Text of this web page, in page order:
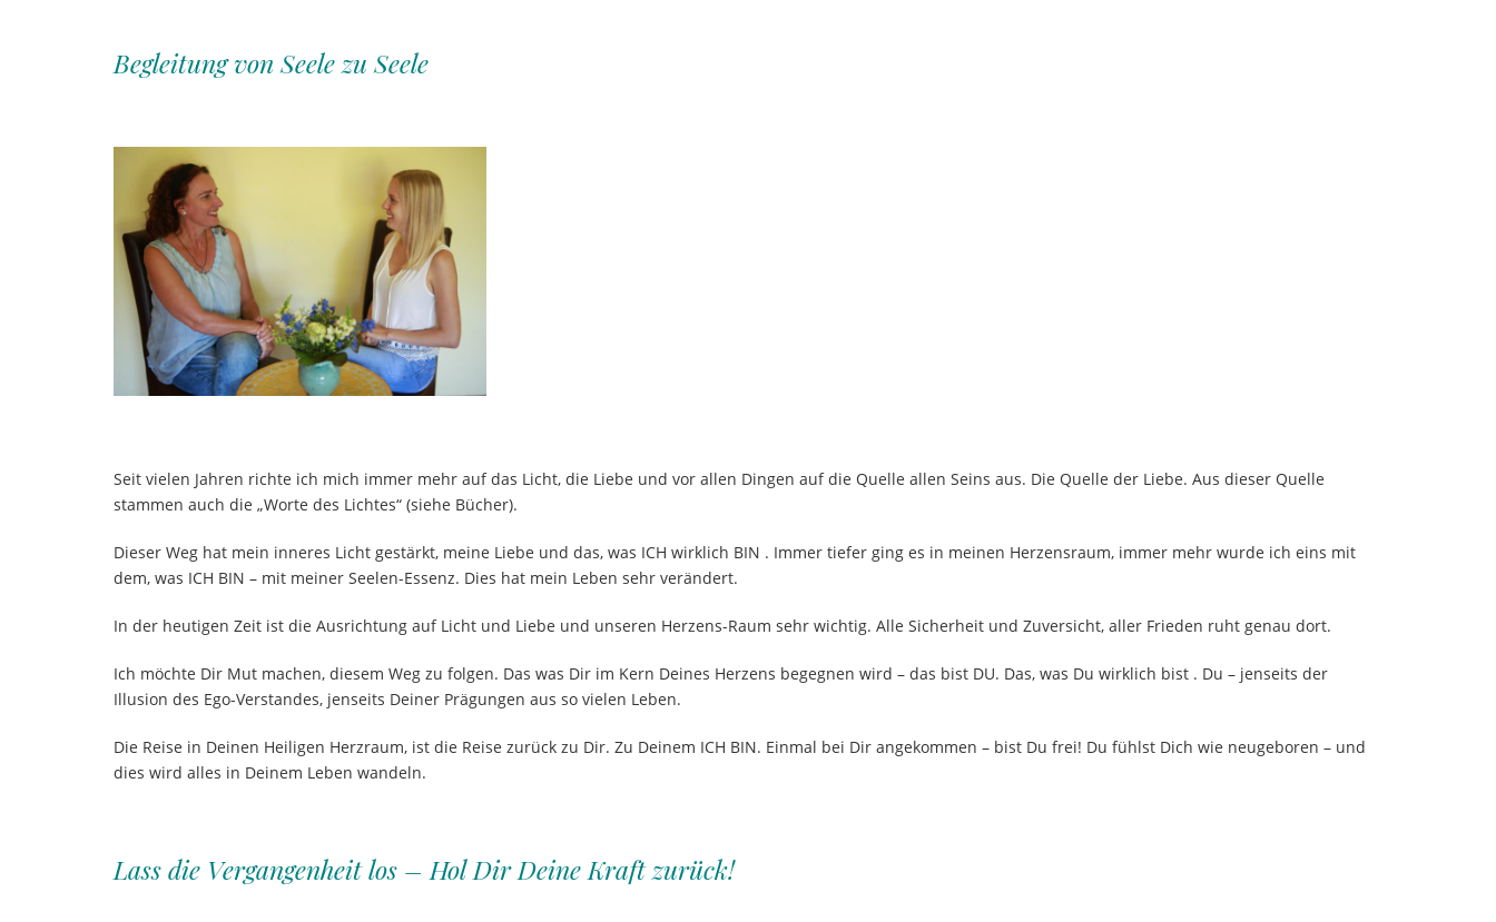
Begleitung von Seele zu Seele
Seit vielen Jahren richte ich mich immer mehr auf das Licht, die Liebe und vor allen Dingen auf die Quelle allen Seins aus. Die Quelle der Liebe. Aus dieser Quelle
stammen auch die „Worte des Lichtes“ (siehe Bücher).
Dieser Weg hat mein inneres Licht gestärkt, meine Liebe und das, was ICH wirklich BIN . Immer tiefer ging es in meinen Herzensraum, immer mehr wurde ich eins mit
dem, was ICH BIN – mit meiner Seelen-Essenz. Dies hat mein Leben sehr verändert.
In der heutigen Zeit ist die Ausrichtung auf Licht und Liebe und unseren Herzens-Raum sehr wichtig. Alle Sicherheit und Zuversicht, aller Frieden ruht genau dort.
Ich möchte Dir Mut machen, diesem Weg zu folgen. Das was Dir im Kern Deines Herzens begegnen wird – das bist DU. Das, was Du wirklich bist . Du – jenseits der
Illusion des Ego-Verstandes, jenseits Deiner Prägungen aus so vielen Leben.
Die Reise in Deinen Heiligen Herzraum, ist die Reise zurück zu Dir. Zu Deinem ICH BIN. Einmal bei Dir angekommen – bist Du frei! Du fühlst Dich wie neugeboren – und
dies wird alles in Deinem Leben wandeln.
Lass die Vergangenheit los – Hol Dir Deine Kraft zurück!